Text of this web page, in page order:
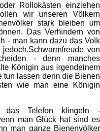
Rollokästen einziehen
wir unseren Völkern
stark bleiben um
Das Verhindern von
- man kann dazu das Volk
von
- denn manches
Königin aus irgendeinem
tun lassen denn die Bienen
wie man eine Königin
Telefon klingeln -
man Glück hat sind es
man ganze Bienenvölker